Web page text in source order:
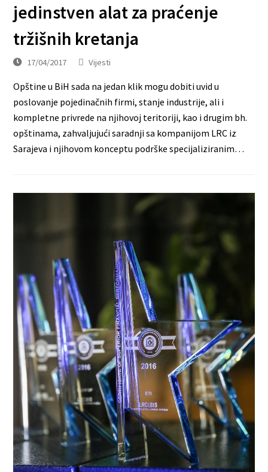
jedinstven alat za praćenje
tržišnih kretanja
17/04/2017 Vijesti
Opštine u BiH sada na jedan klik mogu dobiti uvid u
poslovanje pojedinačnih firmi, stanje industrije, ali i
kompletne privrede na njihovoj teritoriji, kao i drugim bh.
opštinama, zahvaljujući saradnji sa kompanijom LRC iz
Sarajeva i njihovom konceptu podrške specijaliziranim…